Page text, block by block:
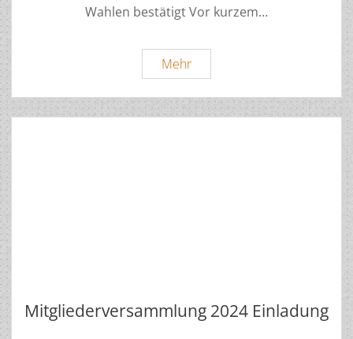
Wahlen bestätigt Vor kurzem…
MehrMitgliederversammlung
2024
Mitgliederversammlung 2024 Einladung